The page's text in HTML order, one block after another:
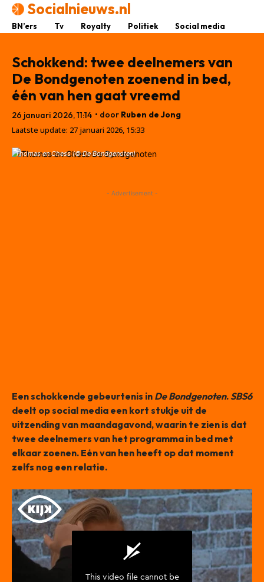
Socialnieuws.nl
BN’ers Tv Royalty Politiek Social media
Schokkend: twee deelnemers van
De Bondgenoten zoenend in bed,
één van hen gaat vreemd
26 januari 2026, 11:14 • door Ruben de Jong
Laatste update: 27 januari 2026, 15:33
Thomas en Chess (© De Bondgenoten)
- Advertisement -
Een schokkende gebeurtenis in De Bondgenoten.SBS6
deelt op social media een kort stukje uit de
uitzending van maandagavond, waarin te zien is dat
twee deelnemers van het programma in bed met
elkaar zoenen. Eén van hen heeft op dat moment
zelfs nog een relatie.